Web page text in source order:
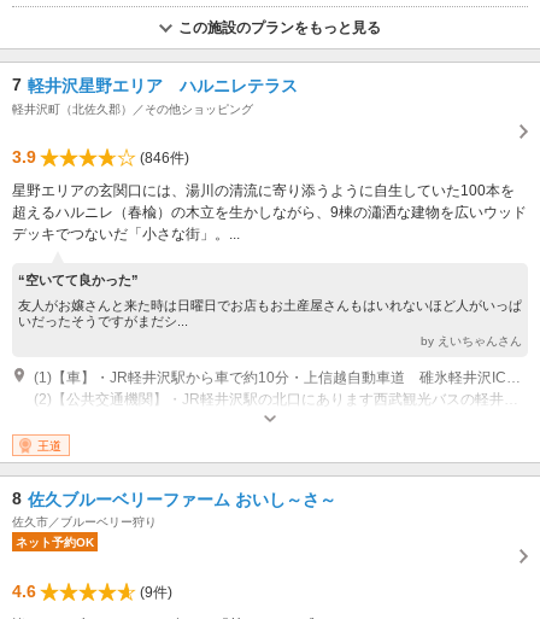
この施設のプランをもっと見る
7 軽井沢星野エリア ハルニレテラス
軽井沢町（北佐久郡）／その他ショッピング
3.9
(846件)
星野エリアの玄関口には、湯川の清流に寄り添うように自生していた100本を
超えるハルニレ（春楡）の木立を生かしながら、9棟の瀟洒な建物を広いウッド
デッキでつないだ「小さな街」。...
“空いてて良かった”
友人がお嬢さんと来た時は日曜日でお店もお土産屋さんもはいれないほど人がいっぱ
いだったそうですがまだシ...
by えいちゃんさん
営業時間：7：00～22：00（店舗・季節によって異なる）※詳しくは星野エ
リアの公式ホームページをご確認くださ い。
王道
8 佐久ブルーベリーファーム おいし～さ～
佐久市／ブルーベリー狩り
ネット予約OK
4.6
(9件)